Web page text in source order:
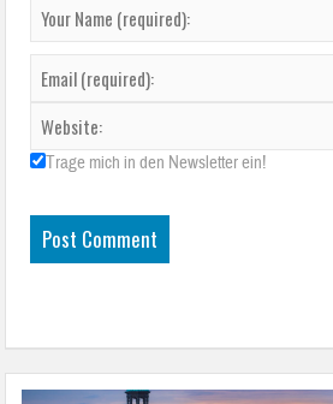
Trage mich in den Newsletter ein!